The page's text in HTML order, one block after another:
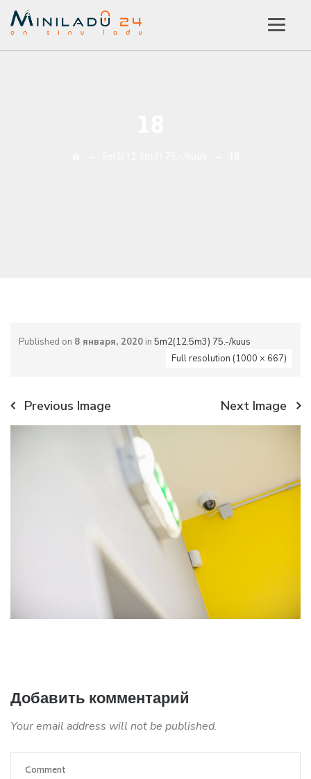
Published on 8 января, 2020 in 5m2(12.5m3) 75.-/kuus
Full resolution (1000 × 667)
Previous Image Next Image
Добавить комментарий
Your email address will not be published.